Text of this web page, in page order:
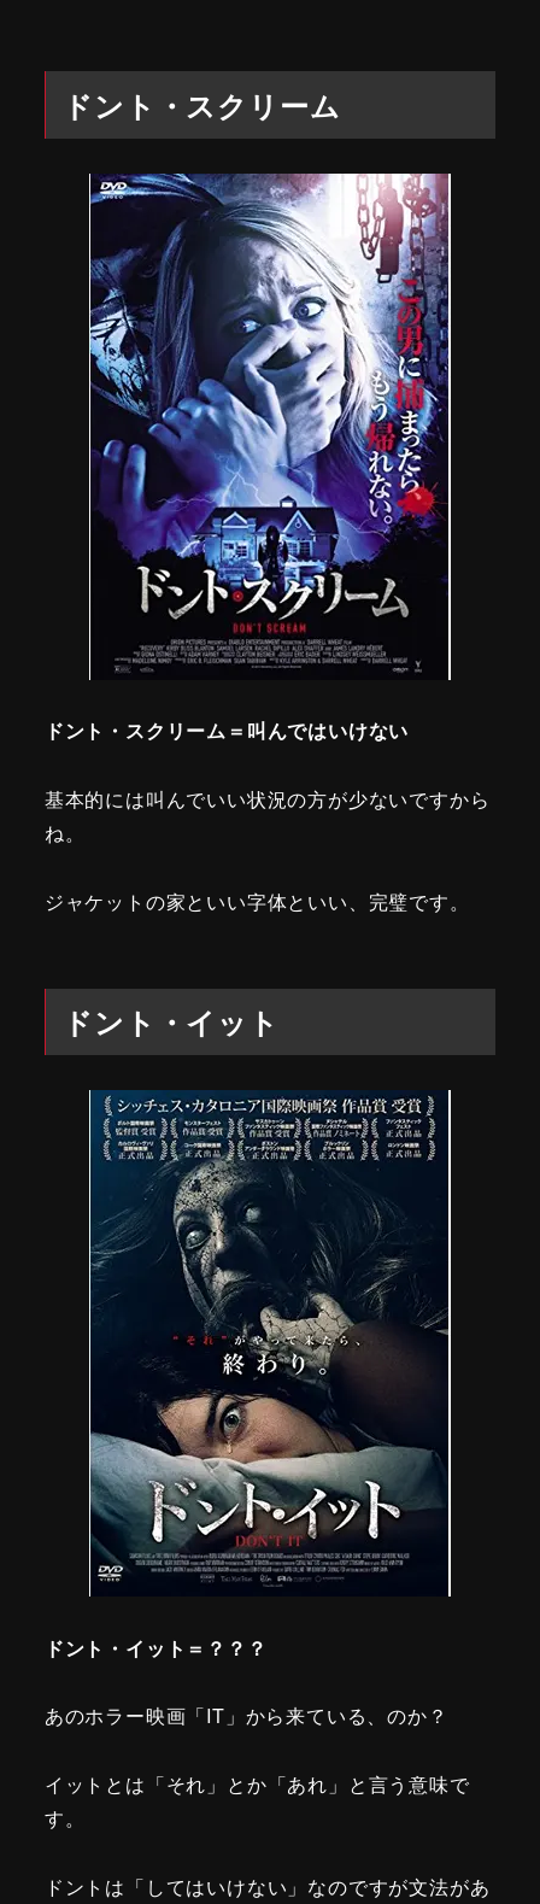
ドント・スクリーム
ドント・スクリーム＝叫んではいけない
基本的には叫んでいい状況の方が少ないですから
ね。
ジャケットの家といい字体といい、完璧です。
ドント・イット
ドント・イット＝？？？
あのホラー映画「IT」から来ている、のか？
イットとは「それ」とか「あれ」と言う意味で
す。
ドントは「してはいけない」なのですが文法があ